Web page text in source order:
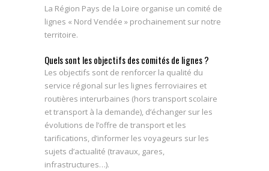
La Région Pays de la Loire organise un comité de
lignes « Nord Vendée » prochainement sur notre
territoire.
Quels sont les objectifs des comités de lignes ?
Les objectifs sont de renforcer la qualité du
service régional sur les lignes ferroviaires et
routières interurbaines (hors transport scolaire
et transport à la demande), d’échanger sur les
évolutions de l’offre de transport et les
tarifications, d’informer les voyageurs sur les
sujets d’actualité (travaux, gares,
infrastructures…).